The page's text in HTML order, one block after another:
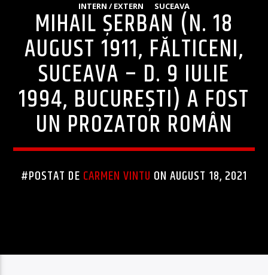
INTERN / EXTERN SUCEAVA
MIHAIL ȘERBAN (N. 18
AUGUST 1911, FĂLTICENI,
SUCEAVA – D. 9 IULIE
1994, BUCUREȘTI) A FOST
UN PROZATOR ROMÂN
#POSTAT DE CARMEN VINTU ON AUGUST 18, 2021